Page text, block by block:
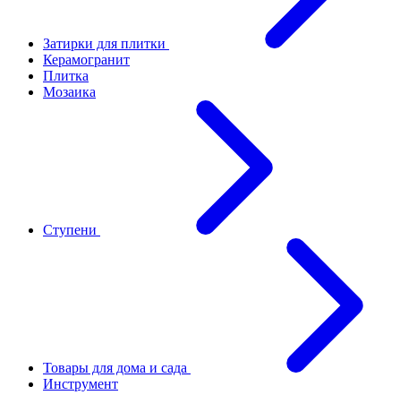
Затирки для плитки
Керамогранит
Плитка
Мозаика
Ступени
Товары для дома и сада
Инструмент